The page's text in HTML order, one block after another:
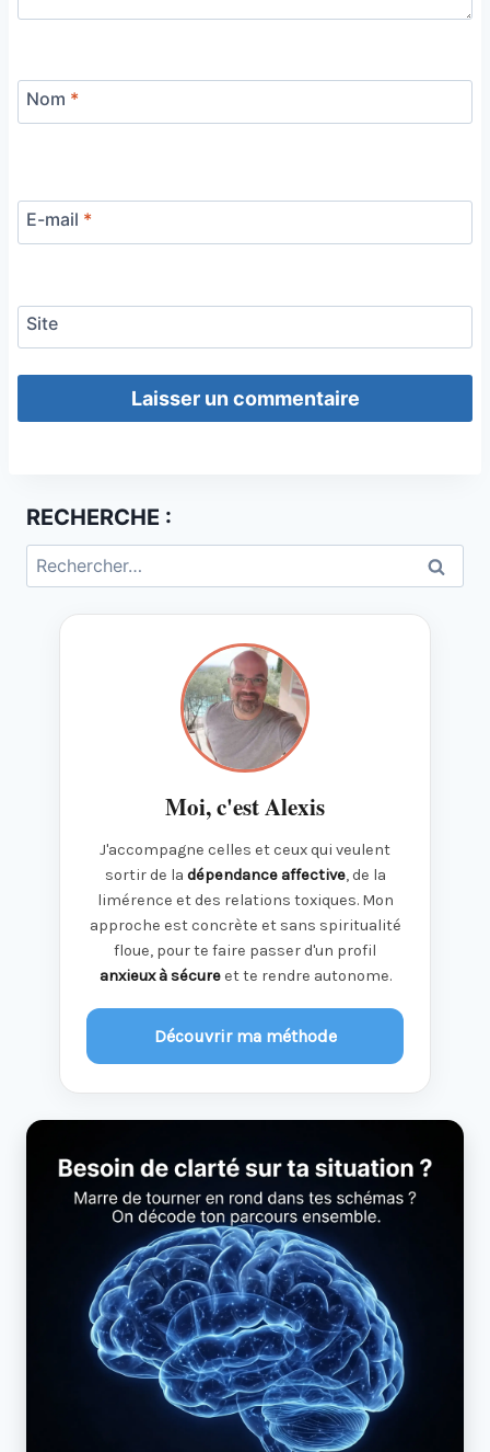
Nom *
E-mail *
Site
RECHERCHE :
Rechercher :
Moi, c'est Alexis
J'accompagne celles et ceux qui veulent
sortir de la dépendance affective, de la
limérence et des relations toxiques. Mon
approche est concrète et sans spiritualité
floue, pour te faire passer d'un profil
anxieux à sécureet te rendre autonome.
Découvrir ma méthode